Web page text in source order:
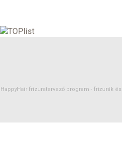
HappyHair frizuratervező program - frizurák és